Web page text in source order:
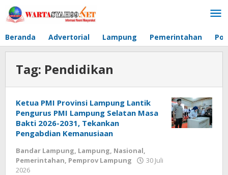
Lewati
ke
Beranda
Advertorial Lampung Pemerintahan
Tag: Pendidikan
Ketua PMI Provinsi Lampung Lantik
Pengurus PMI Lampung Selatan Masa
Bakti 2026-2031, Tekankan
Pengabdian Kemanusiaan
Bandar Lampung, Lampung, Nasional,
Pemerintahan, Pemprov Lampung
30 Juli
2026